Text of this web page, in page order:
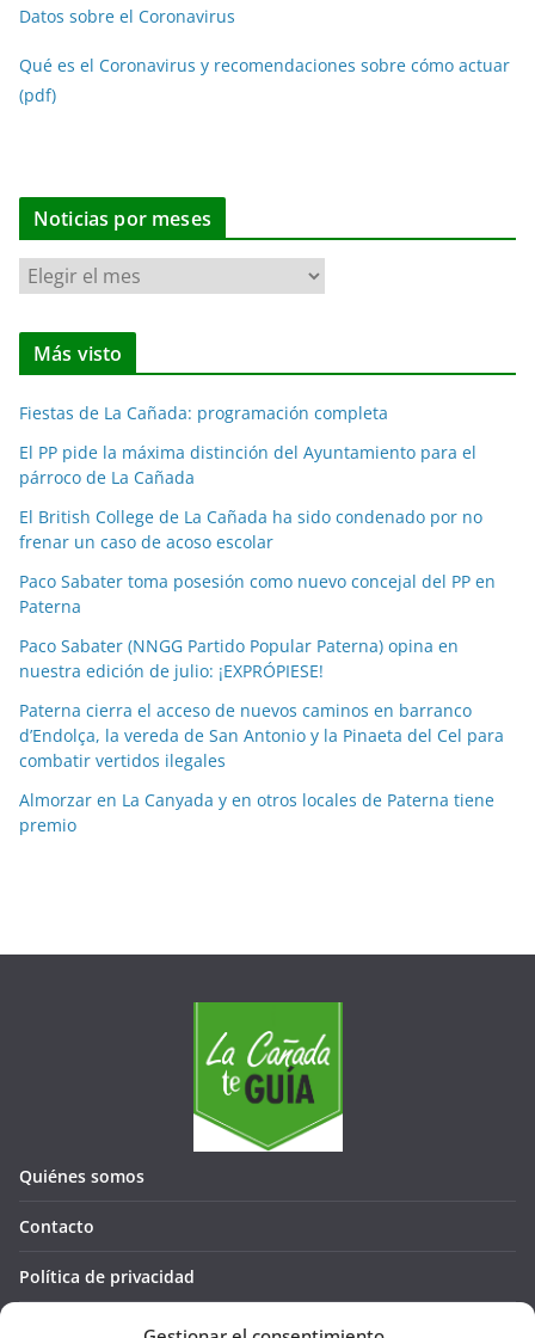
Datos sobre el Coronavirus
Qué es el Coronavirus y recomendaciones sobre cómo actuar
(pdf)
Noticias por meses
N
o
t
i
a
s
p
o
r
m
s
s
Más visto
Fiestas de La Cañada: programación completa
El PP pide la máxima distinción del Ayuntamiento para el
párroco de La Cañada
El British College de La Cañada ha sido condenado por no
frenar un caso de acoso escolar
Paco Sabater toma posesión como nuevo concejal del PP en
Paterna
Paco Sabater (NNGG Partido Popular Paterna) opina en
nuestra edición de julio: ¡EXPRÓPIESE!
Paterna cierra el acceso de nuevos caminos en barranco
d’Endolça, la vereda de San Antonio y la Pinaeta del Cel para
combatir vertidos ilegales
Almorzar en La Canyada y en otros locales de Paterna tiene
premio
Quiénes somos
Contacto
Política de privacidad
Política de cookies (UE)